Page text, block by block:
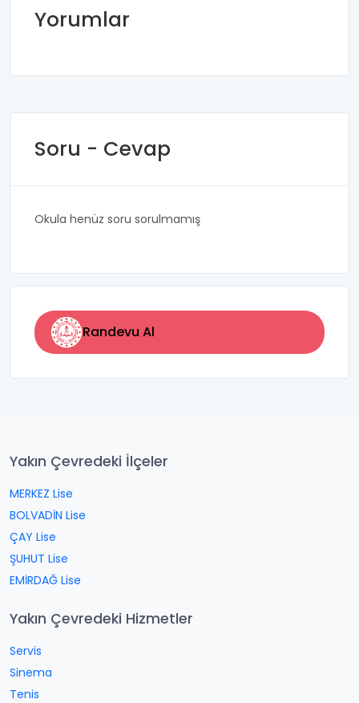
Yorumlar
Soru - Cevap
Okula henüz soru sorulmamış
Randevu Al
Yakın Çevredeki İlçeler
MERKEZ Lise
BOLVADİN Lise
ÇAY Lise
ŞUHUT Lise
EMİRDAĞ Lise
Yakın Çevredeki Hizmetler
Servis
Sinema
Tenis